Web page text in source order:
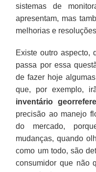
sistemas de
apresentam, mas
melhorias e
Existe outro aspecto,
passa por essa
de fazer hoje
que, por exemplo,
inventário
precisão ao manejo
do mercado,
mudanças, quando
como um todo, são
consumidor que não